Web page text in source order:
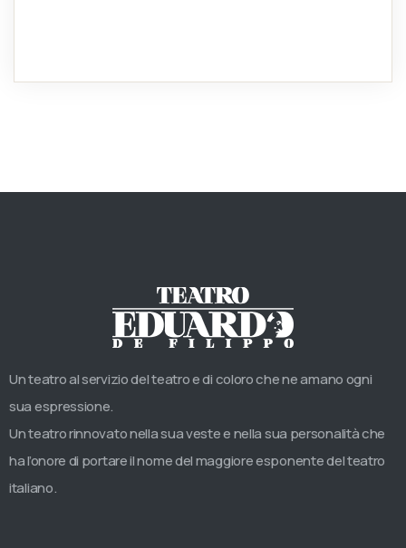
Un teatro al servizio del teatro e di coloro che ne amano ogni
sua espressione.
Un teatro rinnovato nella sua veste e nella sua personalità che
ha l’onore di portare il nome del maggiore esponente del teatro
italiano.